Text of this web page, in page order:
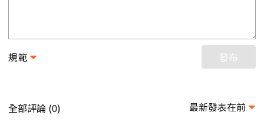
規範 發布
全部評論 (0) 最新發表在前